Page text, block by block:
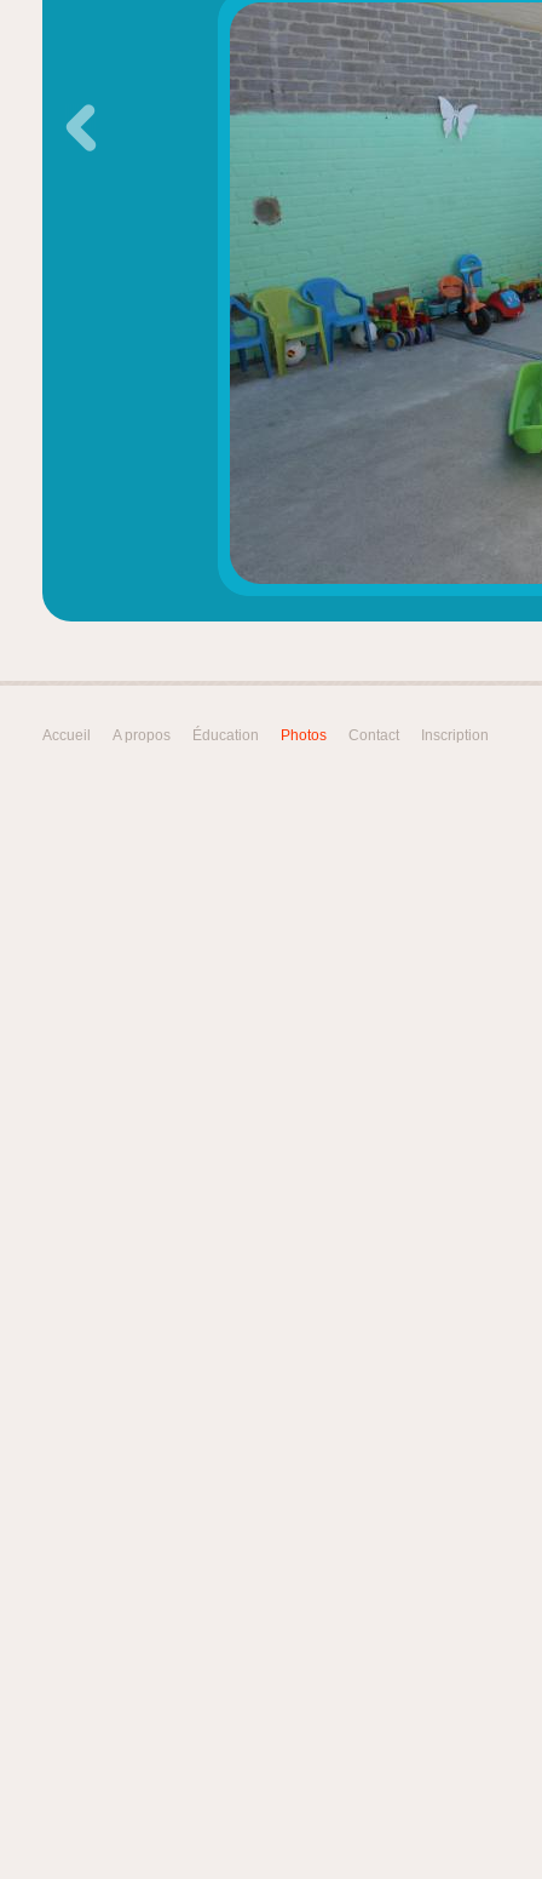
Accueil A propos Éducation Photos Contact Inscription